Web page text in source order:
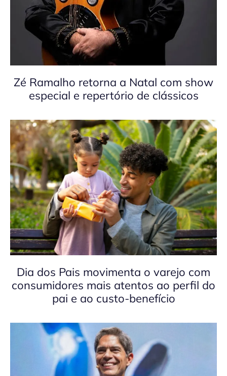
Zé Ramalho retorna a Natal com show
especial e repertório de clássicos
Dia dos Pais movimenta o varejo com
consumidores mais atentos ao perfil do
pai e ao custo-benefício